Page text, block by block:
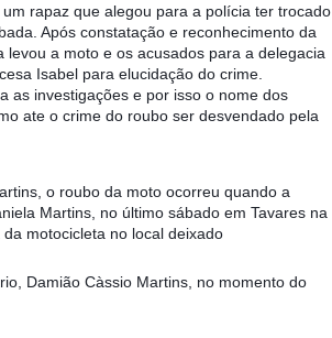
rapaz que alegou para a polícia ter trocado
Após constatação e reconhecimento da
levou a moto e os acusados para a delegacia
Isabel para elucidação do crime.
as investigações e por isso o nome dos
ate o crime do roubo ser desvendado pela
o roubo da moto ocorreu quando a
Martins, no último sábado em Tavares na
motocicleta no local deixado
Damião Càssio Martins, no momento do